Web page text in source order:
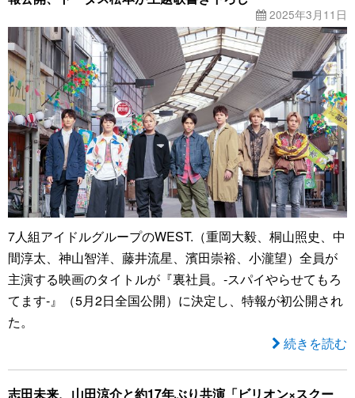
2025年3月11日
7人組アイドルグループのWEST.（重岡大毅、桐山照史、中
間淳太、神山智洋、藤井流星、濱田崇裕、小瀧望）全員が
主演する映画のタイトルが『裏社員。-スパイやらせてもろ
てます‐』（5月2日全国公開）に決定し、特報が初公開され
た。
続きを読む
志田未来、山田涼介と約17年ぶり共演「ビリオン×スクー